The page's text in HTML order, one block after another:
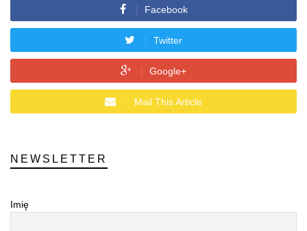
Facebook
Twitter
Google+
Mail This Article
NEWSLETTER
Imię